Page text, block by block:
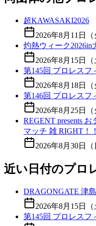
超KAWASAKI2026
2026年8月11日（
灼熱ウィーク2026in
2026年8月15日（
第145回 プロレスフ
2026年8月18日（
第146回 プロレスフ
2026年8月25日（
REGENT presents
マッチ 雑 RIGHT！
2026年8月30日（
近い日付のプロ
DRAGONGATE 津
2026年8月15日（
第145回 プロレスフ